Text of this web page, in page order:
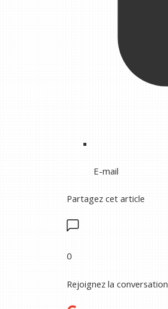
E-mail
Partagez cet article
0
Rejoignez la conversation